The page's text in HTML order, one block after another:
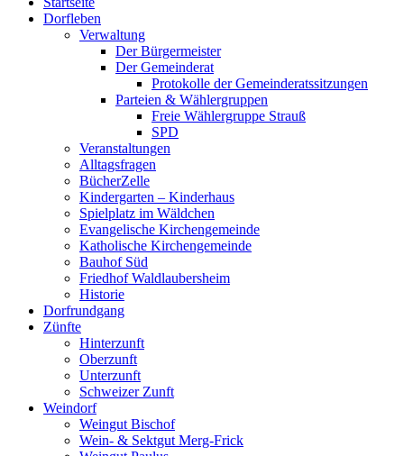
scrollenDorfleben
Verwaltung
Der Bürgermeister
Der Gemeinderat
Protokolle der Gemeinderatssitzungen
Parteien & Wählergruppen
Freie Wählergruppe Strauß
SPD
Veranstaltungen
Alltagsfragen
BücherZelle
Kindergarten – Kinderhaus
Spielplatz im Wäldchen
Evangelische Kirchengemeinde
Katholische Kirchengemeinde
Bauhof Süd
Friedhof Waldlaubersheim
Historie
Dorfrundgang
Zünfte
Hinterzunft
Oberzunft
Unterzunft
Schweizer Zunft
Weindorf
Weingut Bischof
Wein- & Sektgut Merg-Frick